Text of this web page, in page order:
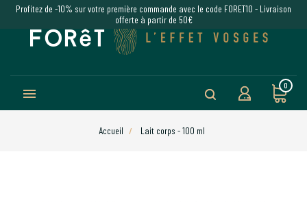

0
Accueil Lait corps - 100 ml
Profitez de -10% sur votre première commande avec le code FORET10 - Livraison
offerte à partir de 50€